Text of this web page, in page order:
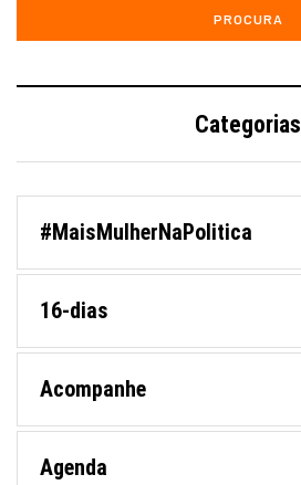
Categorias
#MaisMulherNaPolitica
16-dias
Acompanhe
Agenda